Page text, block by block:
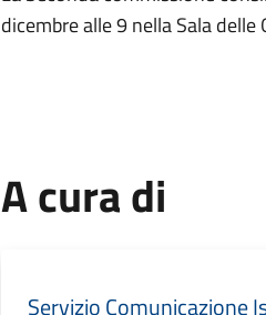
dicembre alle 9 nella Sala
A cura di
Servizio Comunicazione